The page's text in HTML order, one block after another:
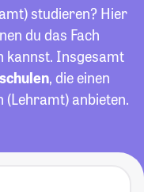
studieren? Hier
du das Fach
kannst. Insgesamt
, die einen
(Lehramt) anbieten.